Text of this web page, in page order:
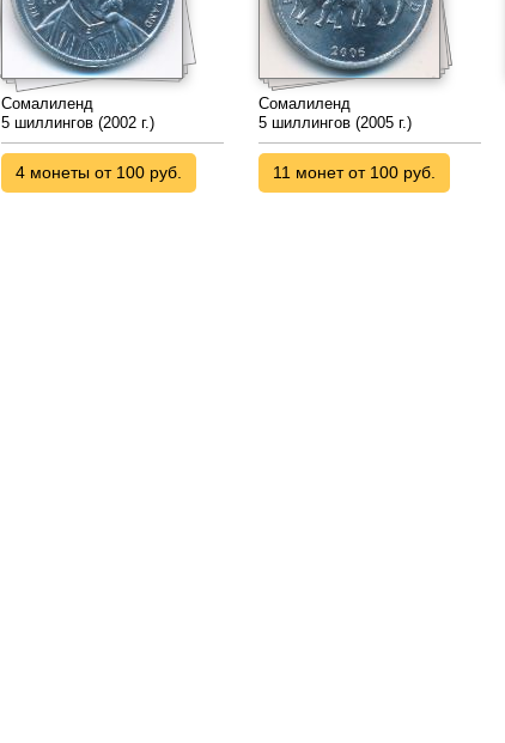
Сомалиленд
5 шиллингов (2002 г.)
4 монеты от 100 руб.
Сомалиленд
5 шиллингов (2005 г.)
11 монет от 100 руб.